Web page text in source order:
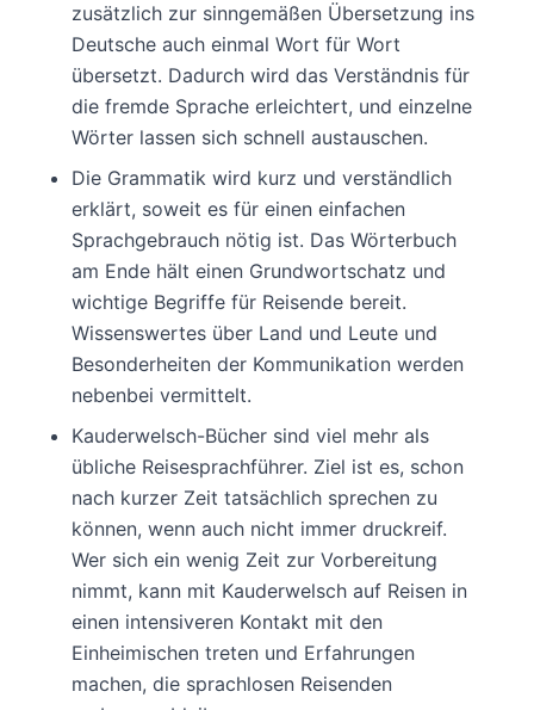
zusätzlich zur sinngemäßen Übersetzung ins
Deutsche auch einmal Wort für Wort
übersetzt. Dadurch wird das Verständnis für
die fremde Sprache erleichtert, und einzelne
Wörter lassen sich schnell austauschen.
Die Grammatik wird kurz und verständlich
erklärt, soweit es für einen einfachen
Sprachgebrauch nötig ist. Das Wörterbuch
am Ende hält einen Grundwortschatz und
wichtige Begriffe für Reisende bereit.
Wissenswertes über Land und Leute und
Besonderheiten der Kommunikation werden
nebenbei vermittelt.
Kauderwelsch-Bücher sind viel mehr als
übliche Reisesprachführer. Ziel ist es, schon
nach kurzer Zeit tatsächlich sprechen zu
können, wenn auch nicht immer druckreif.
Wer sich ein wenig Zeit zur Vorbereitung
nimmt, kann mit Kauderwelsch auf Reisen in
einen intensiveren Kontakt mit den
Einheimischen treten und Erfahrungen
machen, die sprachlosen Reisenden